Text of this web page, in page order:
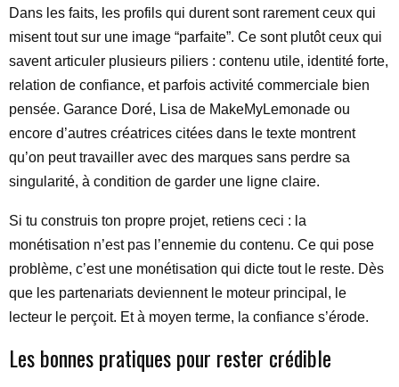
Dans les faits, les profils qui durent sont rarement ceux qui
misent tout sur une image “parfaite”. Ce sont plutôt ceux qui
savent articuler plusieurs piliers : contenu utile, identité forte,
relation de confiance, et parfois activité commerciale bien
pensée. Garance Doré, Lisa de MakeMyLemonade ou
encore d’autres créatrices citées dans le texte montrent
qu’on peut travailler avec des marques sans perdre sa
singularité, à condition de garder une ligne claire.
Si tu construis ton propre projet, retiens ceci : la
monétisation n’est pas l’ennemie du contenu. Ce qui pose
problème, c’est une monétisation qui dicte tout le reste. Dès
que les partenariats deviennent le moteur principal, le
lecteur le perçoit. Et à moyen terme, la confiance s’érode.
Les bonnes pratiques pour rester crédible